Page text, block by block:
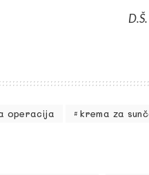
operacija krema za